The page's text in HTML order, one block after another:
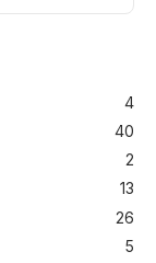
4
40
2
13
26
5